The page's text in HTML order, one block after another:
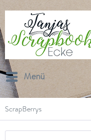
Menü
ScrapBerrys